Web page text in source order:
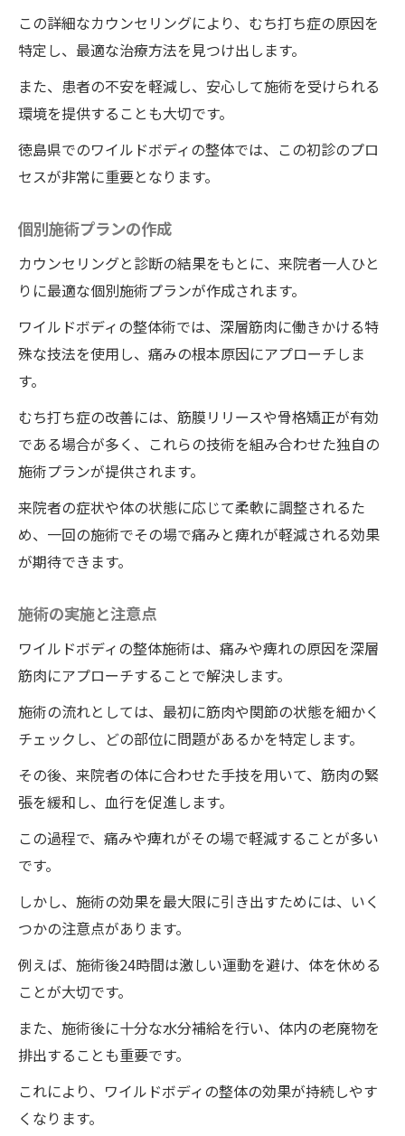
この詳細なカウンセリングにより、むち打ち症の原因を
特定し、最適な治療方法を見つけ出します。
また、患者の不安を軽減し、安心して施術を受けられる
環境を提供することも大切です。
徳島県でのワイルドボディの整体では、この初診のプロ
セスが非常に重要となります。
個別施術プランの作成
カウンセリングと診断の結果をもとに、来院者一人ひと
りに最適な個別施術プランが作成されます。
ワイルドボディの整体術では、深層筋肉に働きかける特
殊な技法を使用し、痛みの根本原因にアプローチしま
す。
むち打ち症の改善には、筋膜リリースや骨格矯正が有効
である場合が多く、これらの技術を組み合わせた独自の
施術プランが提供されます。
来院者の症状や体の状態に応じて柔軟に調整されるた
め、一回の施術でその場で痛みと痺れが軽減される効果
が期待できます。
施術の実施と注意点
ワイルドボディの整体施術は、痛みや痺れの原因を深層
筋肉にアプローチすることで解決します。
施術の流れとしては、最初に筋肉や関節の状態を細かく
チェックし、どの部位に問題があるかを特定します。
その後、来院者の体に合わせた手技を用いて、筋肉の緊
張を緩和し、血行を促進します。
この過程で、痛みや痺れがその場で軽減することが多い
です。
しかし、施術の効果を最大限に引き出すためには、いく
つかの注意点があります。
例えば、施術後24時間は激しい運動を避け、体を休める
ことが大切です。
また、施術後に十分な水分補給を行い、体内の老廃物を
排出することも重要です。
これにより、ワイルドボディの整体の効果が持続しやす
くなります。